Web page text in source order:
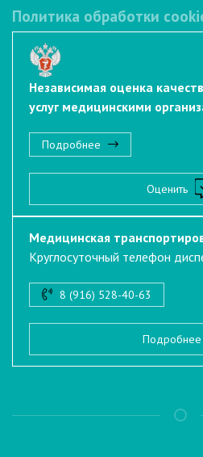
Политика обработки
Независимая оценка
услуг медицинскими
Подробнее
Оценить
Медицинская
Круглосуточный телефон
8 (916) 528-40-63
Подробнее